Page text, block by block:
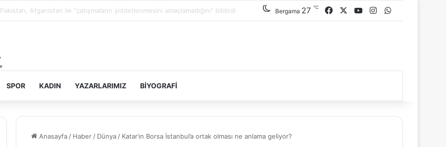
Filistin topraklarını gasbeden İsrailliler, Batı Şeria’da 3 kasabaya saldırdı Bergama 27 ℃ Facebook YouTubeInstagram
SPOR KADIN YAZARLARIMIZ BIYOGRAFI
Anasayfa / Haber / Dünya / Katar’ın Borsa İstanbul’a ortak olması ne anlama geliyor?